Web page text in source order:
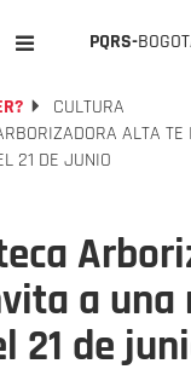
PQRS-
CULTURA
ALTA
21 DE JUNIO
a una
21 de